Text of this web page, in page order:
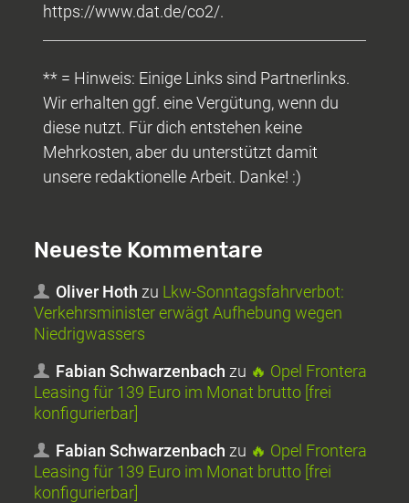
https://www.dat.de/co2/.
** = Hinweis: Einige Links sind Partnerlinks.
Wir erhalten ggf. eine Vergütung, wenn du
diese nutzt. Für dich entstehen keine
Mehrkosten, aber du unterstützt damit
unsere redaktionelle Arbeit. Danke! :)
Neueste Kommentare
Oliver Hoth zu Lkw-Sonntagsfahrverbot:
Verkehrsminister erwägt Aufhebung wegen
Niedrigwassers
Fabian Schwarzenbach zu 🔥 Opel Frontera
Leasing für 139 Euro im Monat brutto [frei
konfigurierbar]
Fabian Schwarzenbach zu 🔥 Opel Frontera
Leasing für 139 Euro im Monat brutto [frei
konfigurierbar]